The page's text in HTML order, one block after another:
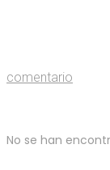
comentario
No se han